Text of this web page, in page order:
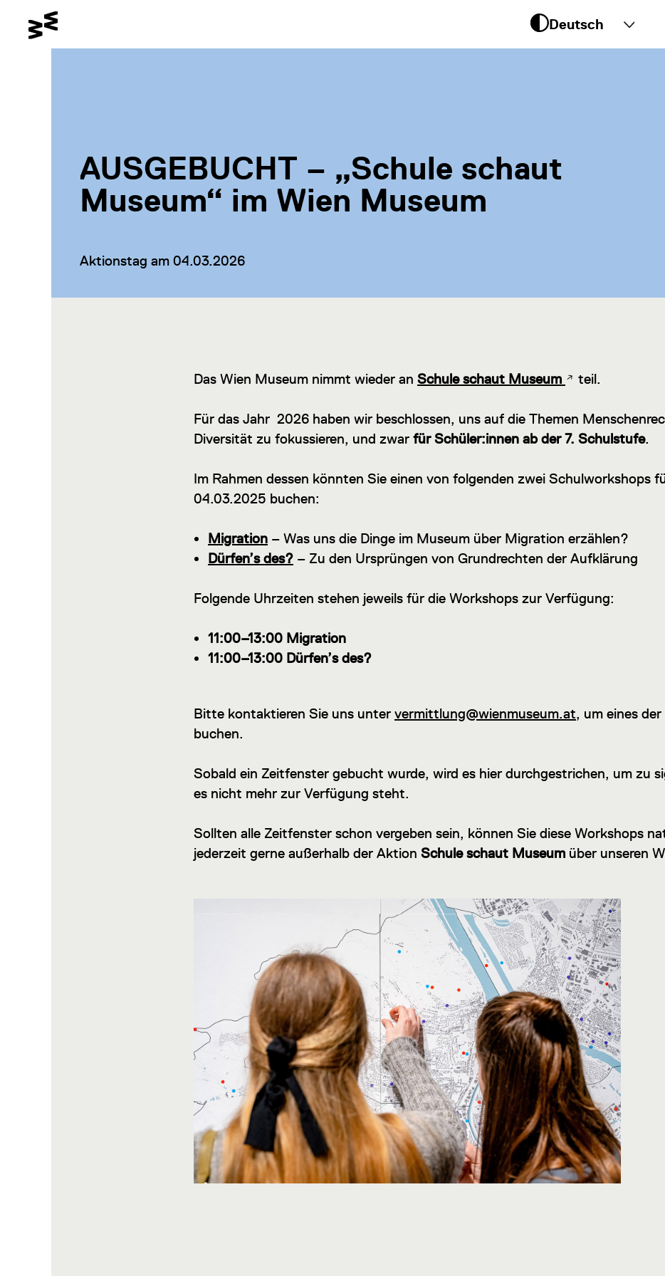
AUSGEBUCHT – „Schule schaut
Museum“ im Wien Museum
Aktionstag am 04.03.2026
Das Wien Museum nimmt wieder an Schule schaut Museum teil.
Für das Jahr 2026 haben wir beschlossen, uns auf die Themen
Diversität zu fokussieren, und zwar für Schüler:innen ab der 7. Schulstufe.
Im Rahmen dessen könnten Sie einen von folgenden zwei Schulworkshops
04.03.2025 buchen:
Migration – Was uns die Dinge im Museum über Migration erzählen?
Dürfen’s des? – Zu den Ursprüngen von Grundrechten der Aufklärung
Folgende Uhrzeiten stehen jeweils für die Workshops zur Verfügung:
11:00–13:00 Migration
11:00–13:00 Dürfen’s des?
Bitte kontaktieren Sie uns unter vermittlung@wienmuseum.at, um eines
buchen.
Sobald ein Zeitfenster gebucht wurde, wird es hier durchgestrichen, um zu
es nicht mehr zur Verfügung steht.
Sollten alle Zeitfenster schon vergeben sein, können Sie diese Workshops
jederzeit gerne außerhalb der Aktion Schule schaut Museum über unseren